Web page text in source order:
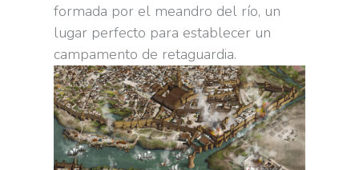
formada por el meandro del río, un
lugar perfecto para establecer un
campamento de retaguardia.